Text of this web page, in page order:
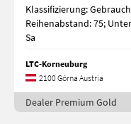
Klassifizierung:
Reihenabstand: 75;
Sa
LTC-Korneuburg
2100 Górna Austria
Dealer Premium Gold